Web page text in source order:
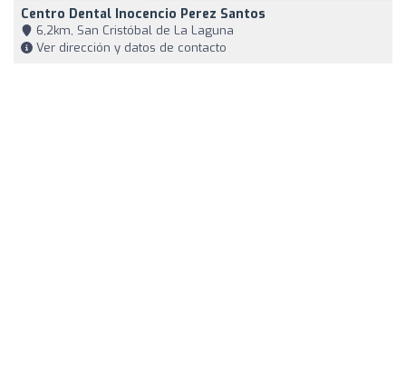
Centro Dental Inocencio Perez Santos
6,2km, San Cristóbal de La Laguna
Ver dirección y datos de contacto